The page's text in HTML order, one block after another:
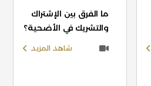
ما الفرق بين الإشتراك
والتشريك في الأضحية؟
شاهد المزيد